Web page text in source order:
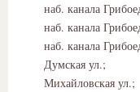
наб. канала
наб. канала
наб. канала
Думская ул.;
Михайловская ул.;